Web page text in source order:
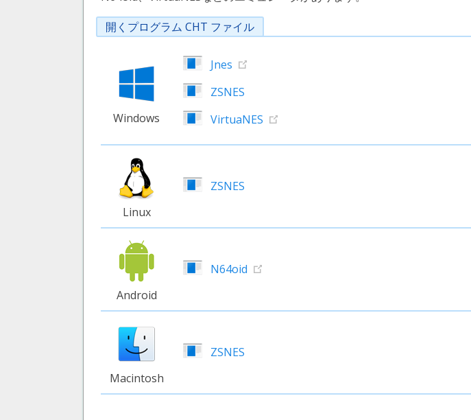
開くプログラム CHT ファイル
Windows
Jnes
ZSNES
VirtuaNES
Linux
ZSNES
Android
N64oid
Macintosh
ZSNES